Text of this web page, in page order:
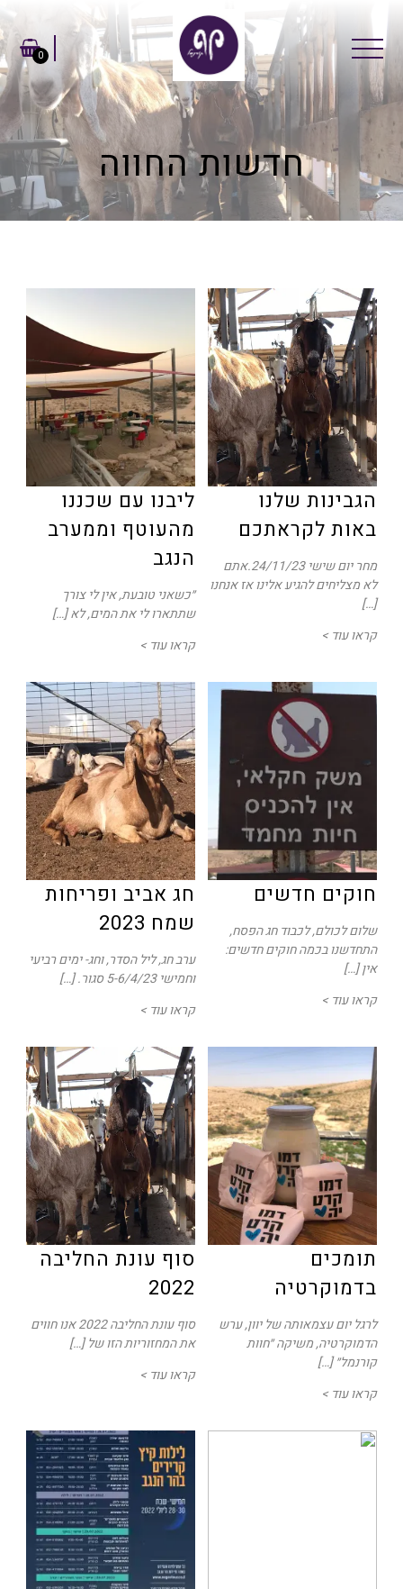
0
חדשות החווה
הגבינות שלנו
באות לקראתכם
מחר יום שישי 24/11/23.אתם
לא מצליחים להגיע אלינו אז אנחנו
[…]
קראו עוד >
ליבנו עם שכננו
מהעוטף וממערב
הנגב
״כשאני טובעת, אין לי צורך
שתתארו לי את המים, לא […]
קראו עוד >
חוקים חדשים
שלום לכולם, לכבוד חג הפסח,
התחדשנו בכמה חוקים חדשים:
אין […]
קראו עוד >
חג אביב ופריחות
שמח 2023
ערב חג, ליל הסדר, וחג- ימים רביעי
וחמישי 5-6/4/23 סגור. […]
קראו עוד >
תומכים
בדמוקרטיה
לרגל יום עצמאותה של יוון, ערש
הדמוקרטיה, משיקה ״חוות
קורנמל״ […]
קראו עוד >
סוף עונת החליבה
2022
סוף עונת החליבה 2022 אנו חווים
את המחזוריות הזו של […]
קראו עוד >